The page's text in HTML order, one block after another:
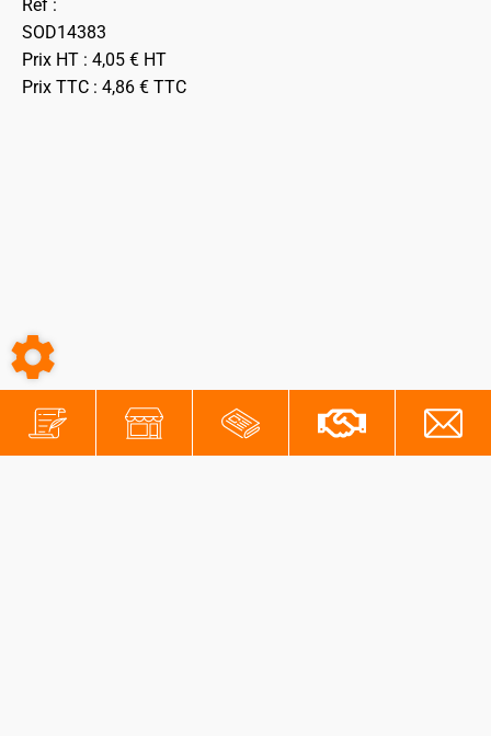
Ref :
SOD14383
Prix HT : 4,05 € HT
Prix TTC : 4,86 € TTC